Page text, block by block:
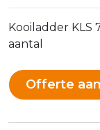
Kooiladder
aantal
Offerte